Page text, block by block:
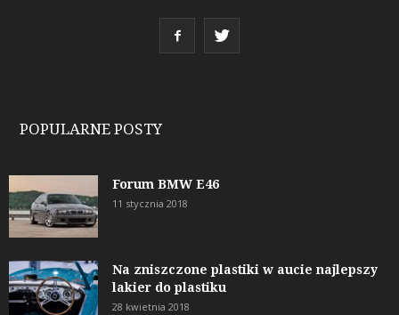
POPULARNE POSTY
Forum BMW E46
11 stycznia 2018
Na zniszczone plastiki w aucie najlepszy
lakier do plastiku
28 kwietnia 2018